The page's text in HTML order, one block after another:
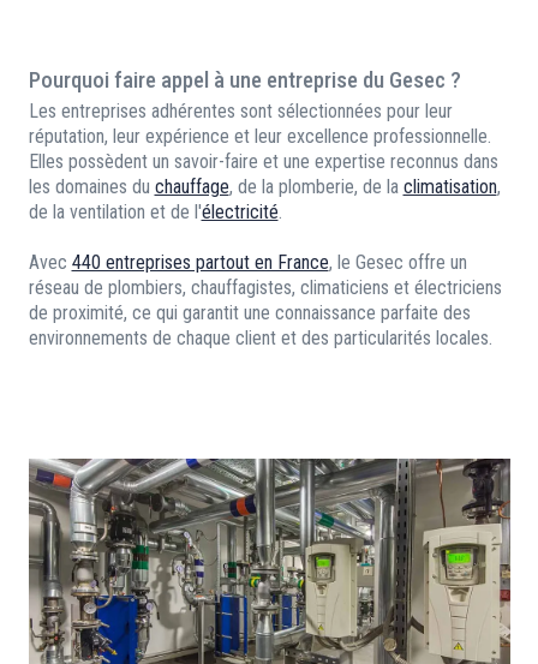
Pourquoi faire appel à une entreprise du Gesec ?
Les entreprises adhérentes sont sélectionnées pour leur
réputation, leur expérience et leur excellence professionnelle.
Elles possèdent un savoir-faire et une expertise reconnus dans
les domaines du chauffage, de la plomberie, de la climatisation,
de la ventilation et de l'électricité.
Avec 440 entreprises partout en France, le Gesec offre un
réseau de plombiers, chauffagistes, climaticiens et électriciens
de proximité, ce qui garantit une connaissance parfaite des
environnements de chaque client et des particularités locales.